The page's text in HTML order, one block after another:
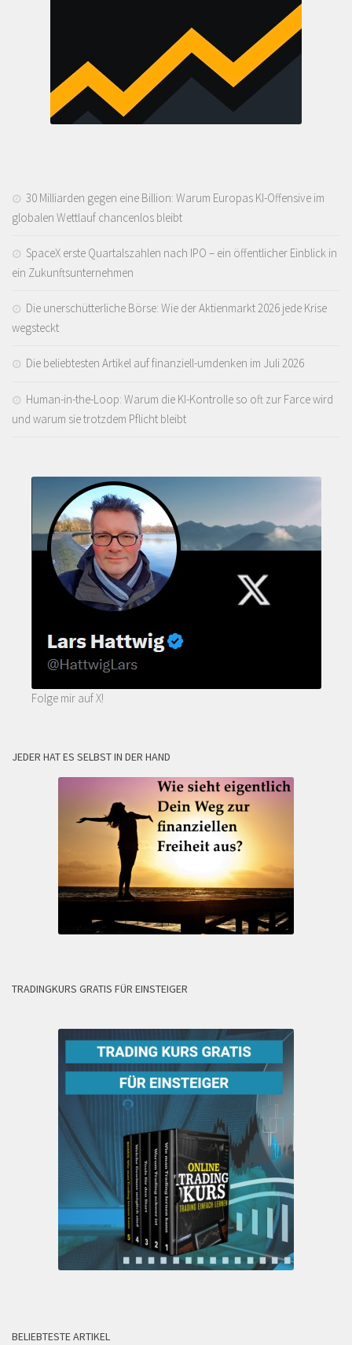
30 Milliarden gegen eine Billion: Warum Europas KI-Offensive im
globalen Wettlauf chancenlos bleibt
SpaceX erste Quartalszahlen nach IPO – ein öffentlicher Einblick in
ein Zukunftsunternehmen
Die unerschütterliche Börse: Wie der Aktienmarkt 2026 jede Krise
wegsteckt
Die beliebtesten Artikel auf finanziell-umdenken im Juli 2026
Human-in-the-Loop: Warum die KI-Kontrolle so oft zur Farce wird
und warum sie trotzdem Pflicht bleibt
Folge mir auf X!
JEDER HAT ES SELBST IN DER HAND
TRADINGKURS GRATIS FÜR EINSTEIGER
BELIEBTESTE ARTIKEL